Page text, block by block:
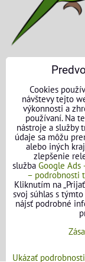
O nás
Kontakt
Požičovňa
Názory
Mapa stránok
SLEDUJTE
Facebook
Cookies
návštevy tejto
výkonnosti a
používaní. Na
nástroje a služby
údaje sa môžu
alebo iných
zlepšenie
služba Google Ads
– podrobnosti
Kliknutím na
svoj súhlas s
nájsť podrobné
Ukázať podrobnosti